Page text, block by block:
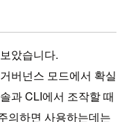
았습니다.
버넌스 모드에서 확실
과 CLI에서 조작할 때
의하면 사용하는데는